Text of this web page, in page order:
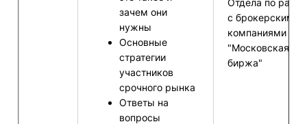
зачем они
нужны
Основные
стратегии
участников
срочного рынка
Ответы на
вопросы
Отдела по
с брокерскими
компаниями
"Московская
биржа"